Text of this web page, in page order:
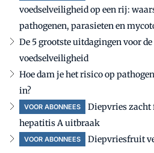
voedselveiligheid op een rij:
pathogenen, parasieten en
De 5 grootste uitdagingen voor
voedselveiligheid
Hoe dam je het risico op
in?
VOOR ABONNEES
Diepvries
hepatitis A uitbraak
VOOR ABONNEES Diepvriesfruit